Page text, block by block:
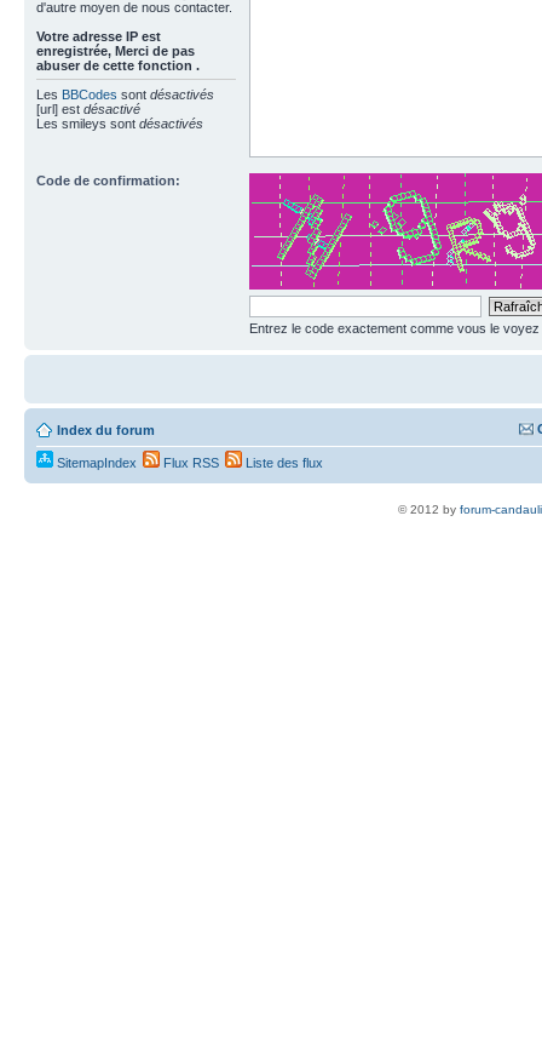
d'autre moyen de nous contacter.
Votre adresse ΙΡ est
enregistrée, Merci de pas
abuser de cette fonction .
Les BBCodes sont désactivés
[url] est désactivé
Les smileys sont désactivés
Code de confirmation:
Entrez le code exactement comme vous le
Index du forum
SitemapIndex Flux RSS Liste des flux
© 2012 by forum-